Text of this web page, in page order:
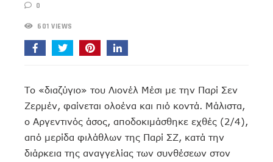
0
601 VIEWS
Το «διαζύγιο» του Λιονέλ Μέσι με την Παρί Σεν
Ζερμέν, φαίνεται ολοένα και πιό κοντά. Μάλιστα,
ο Αργεντινός άσος, αποδοκιμάσθηκε εχθές (2/4),
από μερίδα φιλάθλων της Παρί ΣΖ, κατά την
διάρκεια της αναγγελίας των συνθέσεων στον